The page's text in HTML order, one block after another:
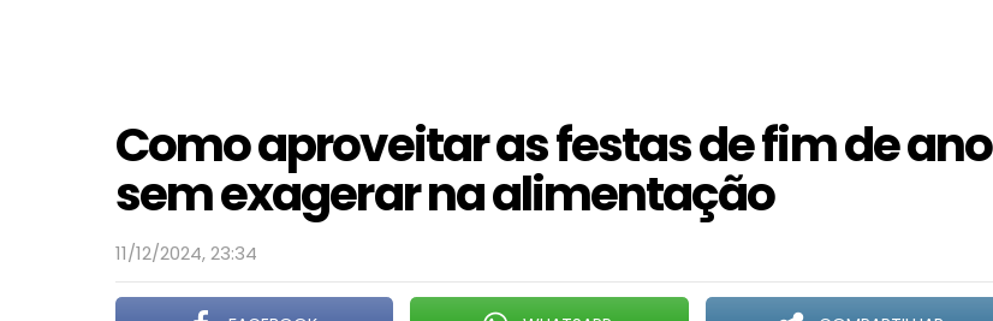
Como aproveitar as festas de fim de ano
sem exagerar na alimentação
11/12/2024, 23:34